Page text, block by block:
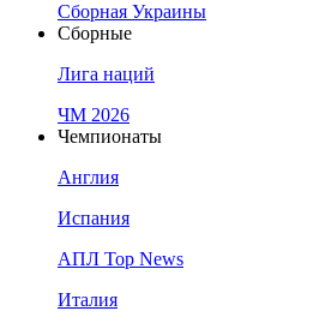
Сборная Украины
Сборные
Лига наций
ЧМ 2026
Чемпионаты
Англия
Испания
АПЛ Top News
Италия